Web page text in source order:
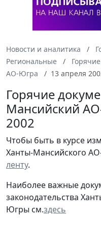
Новости и аналитика
Региональные
АО-Югра
13 апреля
Горячие
Мансийский
2002
Чтобы быть в курсе
Ханты-Мансийского
ленту.
Наиболее важные
законодательства
Югры см.здесь